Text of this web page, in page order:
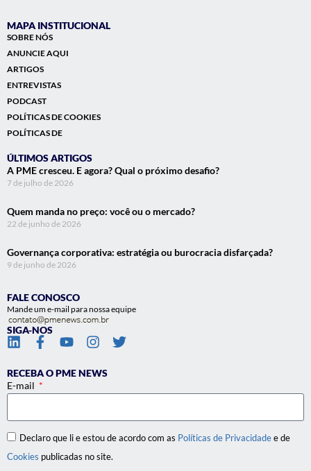
MAPA INSTITUCIONAL
SOBRE NÓS
ANUNCIE AQUI
ARTIGOS
ENTREVISTAS
PODCAST
POLÍTICAS DE COOKIES
POLÍTICAS DE
ÚLTIMOS ARTIGOS
A PME cresceu. E agora? Qual o próximo desafio?
7 de julho de 2026
Quem manda no preço: você ou o mercado?
22 de junho de 2026
Governança corporativa: estratégia ou burocracia disfarçada?
9 de junho de 2026
FALE CONOSCO
Mande um e-mail para nossa equipe
SIGA-NOS
RECEBA O PME NEWS
E-mail
Declaro que li e estou de acordo com as Políticas de Privacidadee de
Cookies publicadas no site.